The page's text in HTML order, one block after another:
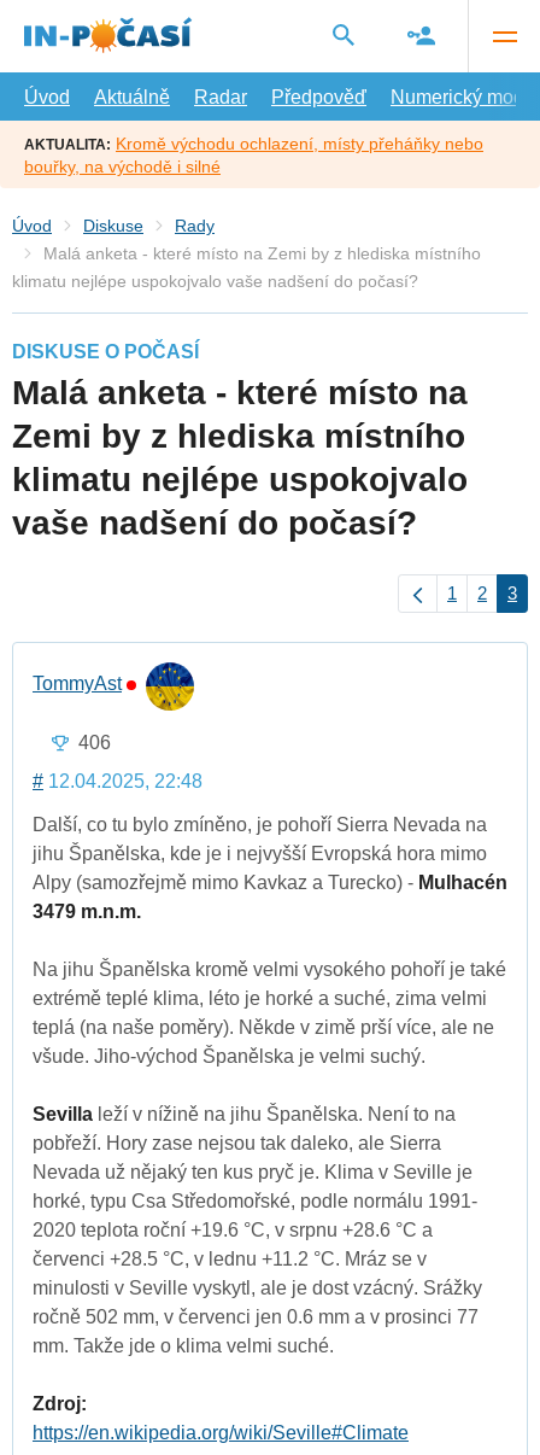
hlavní
Úvod
Aktuálně Radar Předpověď Numerický model
AKTUALITA: Kromě východu ochlazení, místy přeháňky nebo
bouřky, na východě i silné
Úvod Diskuse
Rady
Malá anketa - které místo na Zemi by z hlediska místního
klimatu nejlépe uspokojvalo vaše nadšení do počasí?
DISKUSE O POČASÍ
Malá anketa - které místo na
Zemi by z hlediska místního
klimatu nejlépe uspokojvalo
vaše nadšení do počasí?
1 2 3
TommyAst
406
# 12.04.2025, 22:48
Další, co tu bylo zmíněno, je pohoří Sierra Nevada na
jihu Španělska, kde je i nejvyšší Evropská hora mimo
Alpy (samozřejmě mimo Kavkaz a Turecko) - Mulhacén
3479 m.n.m.
Na jihu Španělska kromě velmi vysokého pohoří je také
extrémě teplé klima, léto je horké a suché, zima velmi
teplá (na naše poměry). Někde v zimě prší více, ale ne
všude. Jiho-východ Španělska je velmi suchý.
Sevilla leží v nížině na jihu Španělska. Není to na
pobřeží. Hory zase nejsou tak daleko, ale Sierra
Nevada už nějaký ten kus pryč je. Klima v Seville je
horké, typu Csa Středomořské, podle normálu 1991-
2020 teplota roční +19.6 °C, v srpnu +28.6 °C a
červenci +28.5 °C, v lednu +11.2 °C. Mráz se v
minulosti v Seville vyskytl, ale je dost vzácný. Srážky
ročně 502 mm, v červenci jen 0.6 mm a v prosinci 77
mm. Takže jde o klima velmi suché.
Zdroj:
https://en.wikipedia.org/wiki/Seville#Climate